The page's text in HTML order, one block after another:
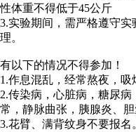
性体重不得低于45公斤
3.实验期间，需严格遵守
理。
有以下的情况不得参加！
1.作息混乱，经常熬夜，吸
2.传染病，心脏病，糖尿
常，静脉曲张，胰腺炎、胆
3.花臂、满背纹身不要报名